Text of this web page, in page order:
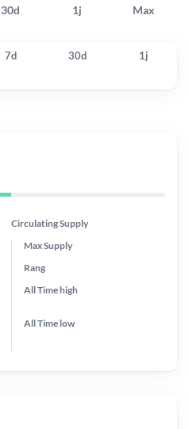
30d 1j Max
7d 30d 1j
Circulating Supply
Max Supply
Rang
All Timehigh
All Time low